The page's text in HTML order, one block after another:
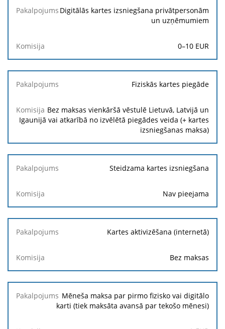
Digitālās kartes izsniegšana privātpersonām
un uzņēmumiem
0–10 EUR
Fiziskās kartes piegāde
Bez maksas vienkāršā vēstulē Lietuvā, Latvijā un
Igaunijā vai atkarībā no izvēlētā piegādes veida (+ kartes
izsniegšanas maksa)
Steidzama kartes izsniegšana
Nav pieejama
Kartes aktivizēšana (internetā)
Bez maksas
Mēneša maksa par pirmo fizisko vai digitālo
karti (tiek maksāta avansā par tekošo mēnesi)